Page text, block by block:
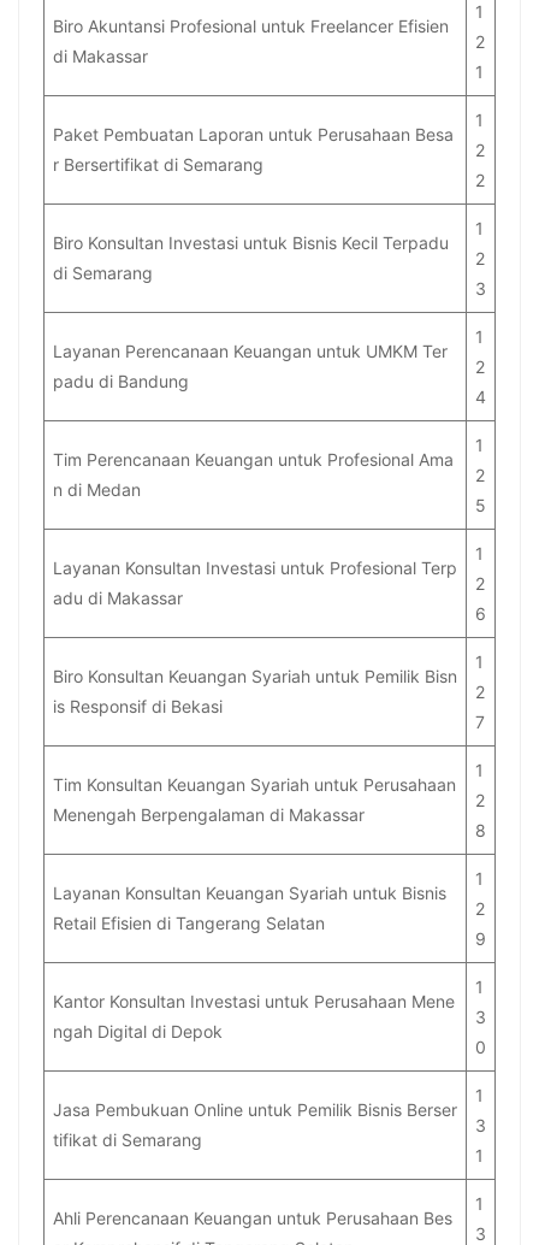
Biro Akuntansi Profesional untuk Freelancer Efisien
di Makassar
1
2
1
Paket Pembuatan Laporan untuk Perusahaan Besa
r Bersertifikat di Semarang
1
2
2
Biro Konsultan Investasi untuk Bisnis Kecil Terpadu
di Semarang
1
2
3
Layanan Perencanaan Keuangan untuk UMKM Ter
padu di Bandung
1
2
4
Tim Perencanaan Keuangan untuk Profesional Ama
n di Medan
1
2
5
Layanan Konsultan Investasi untuk Profesional Terp
adu di Makassar
1
2
6
Biro Konsultan Keuangan Syariah untuk Pemilik Bisn
is Responsif di Bekasi
1
2
7
Tim Konsultan Keuangan Syariah untuk Perusahaan
Menengah Berpengalaman di Makassar
1
2
8
Layanan Konsultan Keuangan Syariah untuk Bisnis
Retail Efisien di Tangerang Selatan
1
2
9
Kantor Konsultan Investasi untuk Perusahaan Mene
ngah Digital di Depok
1
3
0
Jasa Pembukuan Online untuk Pemilik Bisnis Berser
tifikat di Semarang
1
3
1
Ahli Perencanaan Keuangan untuk Perusahaan Bes
1
3